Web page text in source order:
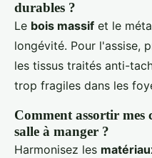
durables ?
Le bois massif et le
longévité. Pour l'assise,
les tissus traités anti-
trop fragiles dans les
Comment assortir mes
salle à manger ?
Harmonisez les